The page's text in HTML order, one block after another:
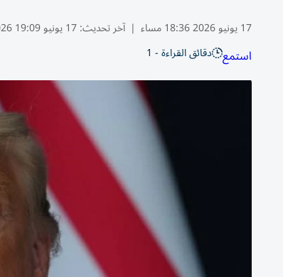
17 يونيو 2026 18:36 مساء | آخر تحديث:17 يونيو 19:09 2026
استمع دقائق القراءة - 1